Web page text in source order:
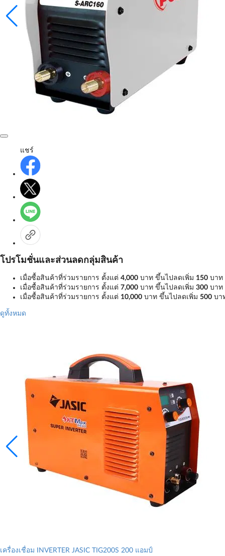
แชร์
โปรโมชั่นและส่วนลดกลุ่มสินค้า
เมื่อซื้อสินค้าที่ร่วมรายการ ตั้งแต่ 4,000 บาท ขึ้นไปลดเพิ่ม 150 บาท
เมื่อซื้อสินค้าที่ร่วมรายการ ตั้งแต่ 7,000 บาท ขึ้นไปลดเพิ่ม 300 บาท
เมื่อซื้อสินค้าที่ร่วมรายการ ตั้งแต่ 10,000 บาท ขึ้นไปลดเพิ่ม 500 บา
ดูทั้งหมด
เครื่องเชื่อม INVERTER JASIC TIG200S 200 แอมป์